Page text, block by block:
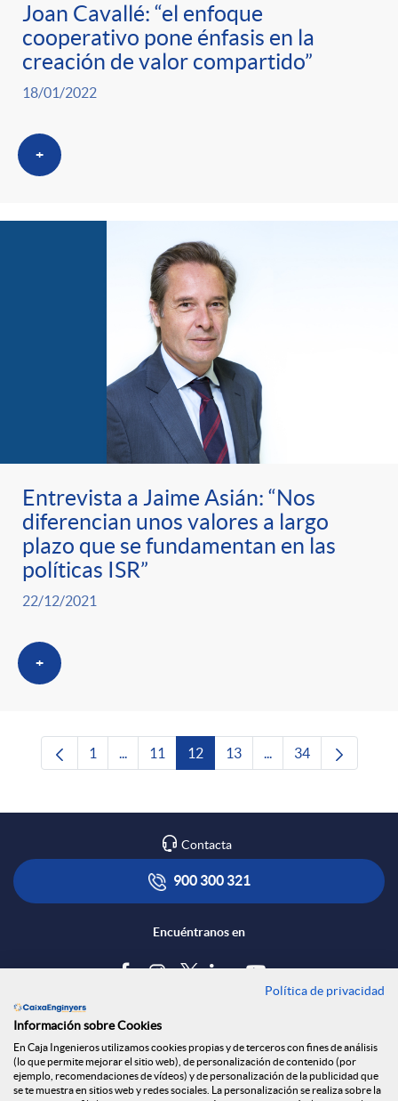
Joan Cavallé: “el enfoque
cooperativo pone énfasis en la
creación de valor compartido”
18/01/2022
+
Entrevista a Jaime Asián: “Nos
diferencian unos valores a largo
plazo que se fundamentan en las
políticas ISR”
22/12/2021
+
Página
1 ...Páginas intermedias Use TAB para
Página
11 Página
12 Página
13 ...Páginas intermedias
Página
34
Contacta
900 300 321
Encuéntranos en
Tablón de anuncios
Política de cookies
Aviso legal
Política de privacidad
Información sobre Cookies
En Caja Ingenieros utilizamos cookies propias y de terceros con fines de análisis
(lo que permite mejorar el sitio web), de personalización de contenido (por
ejemplo, recomendaciones de vídeos) y de personalización de la publicidad que
se te muestra en sitios web y redes sociales. La personalización se realiza sobre la